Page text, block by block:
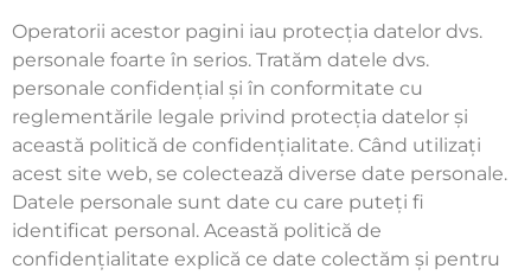
Operatorii acestor pagini iau protecția datelor dvs.
personale foarte în serios. Tratăm datele dvs.
personale confidențial și în conformitate cu
reglementările legale privind protecția datelor și
această politică de confidențialitate. Când utilizați
acest site web, se colectează diverse date personale.
Datele personale sunt date cu care puteți fi
identificat personal. Această politică de
confidențialitate explică ce date colectăm și pentru